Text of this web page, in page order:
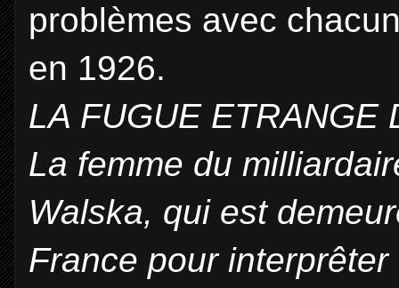
problèmes avec
en 1926.
LA FUGUE ETRANGE
La femme du
Walska, qui est
France pour